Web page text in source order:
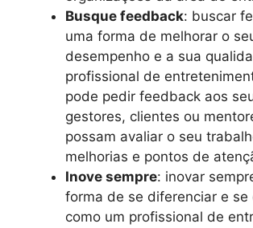
Busque feedback: buscar
uma forma de melhorar o
desempenho e a sua
profissional de
pode pedir feedback aos
gestores, clientes ou
possam avaliar o seu
melhorias e pontos de
Inove sempre: inovar
forma de se diferenciar e se
como um profissional de